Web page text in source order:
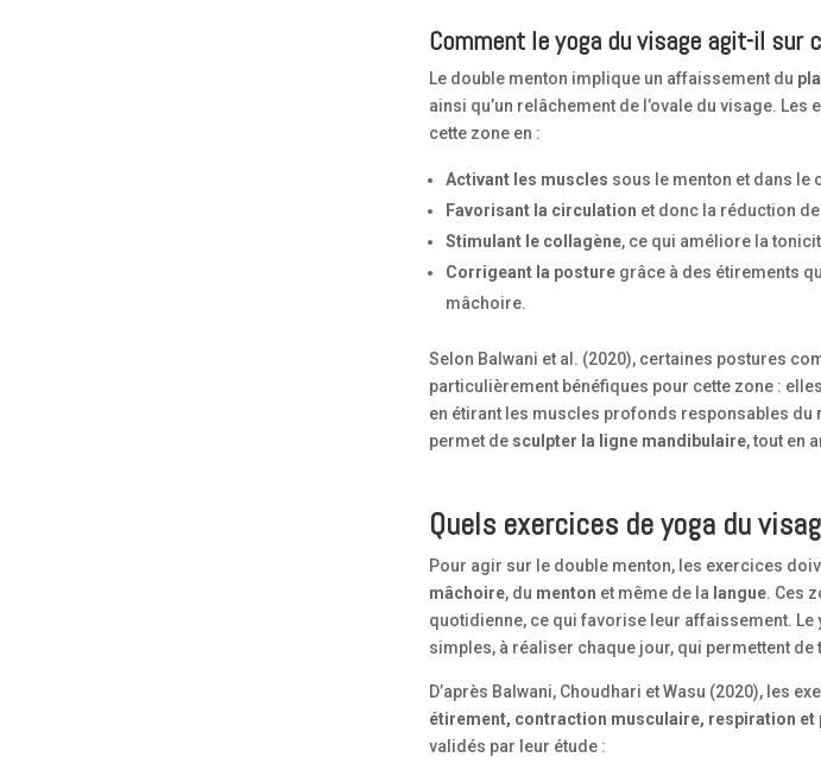
Comment le yoga du visage agit-il sur
Le double menton implique un affaissement du
ainsi qu’un relâchement de l’ovale du visage.
cette zone en :
Activant les muscles sous le menton et dans
Favorisant la circulation et donc la réduction
Stimulant le collagène, ce qui améliore la
Corrigeant la posture grâce à des étirements
mâchoire.
Selon Balwani et al. (2020), certaines postures
particulièrement bénéfiques pour cette zone :
en étirant les muscles profonds responsables
permet de sculpter la ligne mandibulaire, tout en
Quels exercices de yoga du
Pour agir sur le double menton, les exercices
mâchoire, du menton et même de la langue. Ces
quotidienne, ce qui favorise leur affaissement.
simples, à réaliser chaque jour, qui permettent de
D’après Balwani, Choudhari et Wasu (2020), les
étirement, contraction musculaire, respiration et
validés par leur étude :